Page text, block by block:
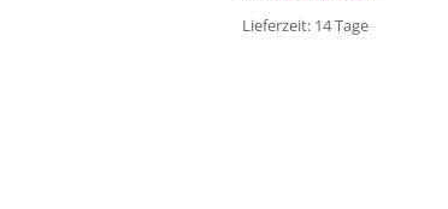
Lieferzeit: 14 Tage